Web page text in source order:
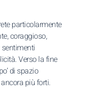
particolarmente
coraggioso,
sentimenti
Verso la fine
di spazio
più forti.